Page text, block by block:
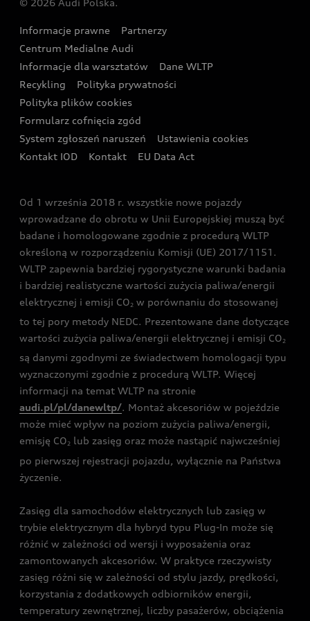
Wyszukaj najbliższego Partnera Audi
Oferta dla przedsiębiorców
Oferta dla klientów prywatnych
Kalkulator rat
Ubezpieczenie
Audi exclusive
Zasięg
Gwarancja
Akcje serwisowe Audi
Katalog online akcesoriów
Audi i Muzeum Sztuki Nowoczesnej w Warszawie
Audi driving experience
Audi quattro Cup
Audi i Puchar Świata w Skokach Narciarskich w
Zakopanem
© 2026 Audi Polska.
Informacje prawne
Partnerzy
Centrum Medialne Audi
Informacje dla warsztatów
Dane WLTP
Recykling
Polityka prywatności
Polityka plików cookies
Formularz cofnięcia zgód
System zgłoszeń naruszeń
Ustawienia cookies
Kontakt IOD
Kontakt EU Data Act
Od 1 września 2018 r. wszystkie nowe pojazdy
wprowadzane do obrotu w Unii Europejskiej muszą być
badane i homologowane zgodnie z procedurą WLTP
określoną w rozporządzeniu Komisji (UE) 2017/1151.
WLTP zapewnia bardziej rygorystyczne warunki badania
i bardziej realistyczne wartości zużycia paliwa/energii
elektrycznej i emisji CO2 w porównaniu do stosowanej
to tej pory metody NEDC. Prezentowane dane dotyczące
wartości zużycia paliwa/energii elektrycznej i emisji CO2
są danymi zgodnymi ze świadectwem homologacji typu
wyznaczonymi zgodnie z procedurą WLTP. Więcej
informacji na temat WLTP na stronie
audi.pl/pl/danewltp/. Montaż akcesoriów w pojeździe
może mieć wpływ na poziom zużycia paliwa/energii,
emisję CO2 lub zasięg oraz może nastąpić najwcześniej
po pierwszej rejestracji pojazdu, wyłącznie na Państwa
życzenie.
Zasięg dla samochodów elektrycznych lub zasięg w
trybie elektrycznym dla hybryd typu Plug-In może się
różnić w zależności od wersji i wyposażenia oraz
zamontowanych akcesoriów. W praktyce rzeczywisty
zasięg różni się w zależności od stylu jazdy, prędkości,
korzystania z dodatkowych odbiorników energii,
temperatury zewnętrznej, liczby pasażerów, obciążenia